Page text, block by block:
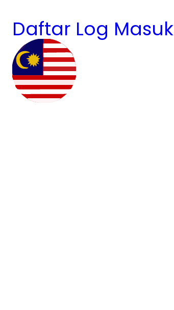
Daftar Log Masuk